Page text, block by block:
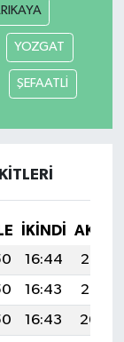
YOZGAT
ŞEFAATLİ
İKINDI
16:44
20:06
16:43
20:05
16:43
20:04